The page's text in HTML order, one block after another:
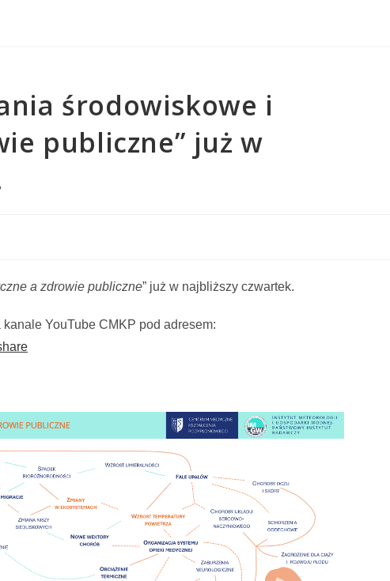
środowiskowe i
publiczne” już w
a zdrowie publiczne” już w najbliższy czwartek.
YouTube CMKP pod adresem: